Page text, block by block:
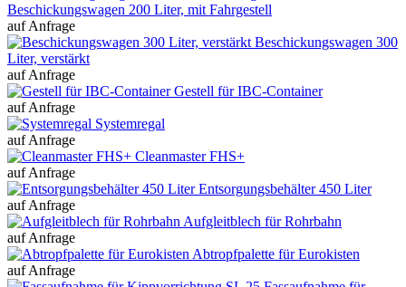
Beschickungswagen 200 Liter, mit Fahrgestell
auf Anfrage
Beschickungswagen 300
Liter, verstärkt
auf Anfrage
Gestell für IBC-Container
auf Anfrage
Systemregal
auf Anfrage
Cleanmaster FHS+
auf Anfrage
Entsorgungsbehälter 450 Liter
auf Anfrage
Aufgleitblech für Rohrbahn
auf Anfrage
Abtropfpalette für Eurokisten
auf Anfrage